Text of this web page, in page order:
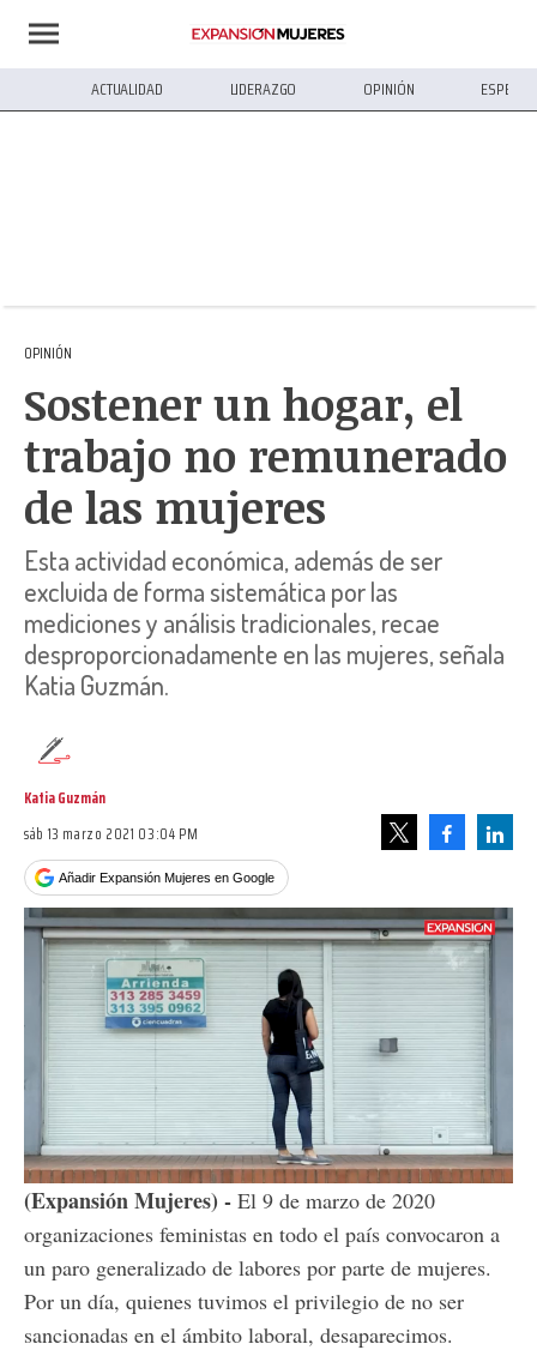
ACTUALIDAD LIDERAZGO OPINIÓN
OPINIÓN
Sostener un hogar, el
trabajo no remunerado
de las mujeres
Esta actividad económica, además de ser
excluida de forma sistemática por las
mediciones y análisis tradicionales, recae
desproporcionadamente en las mujeres, señala
Katia Guzmán.
Katia Guzmán
sáb 13 marzo 2021 03:04 PM
Añadir Expansión Mujeres en Google
Facebook
Unmute Loaded:
(Expansión Mujeres) - El 9 de marzo de 2020
organizaciones feministas en todo el país convocaron a
un paro generalizado de labores por parte de mujeres.
Por un día, quienes tuvimos el privilegio de no ser
sancionadas en el ámbito laboral, desaparecimos.